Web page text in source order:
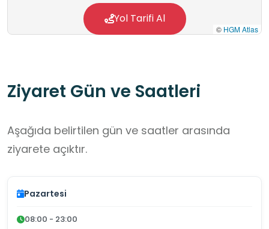
© HGM Atlas
Yol Tarifi Al
Ziyaret Gün ve Saatleri
Aşağıda belirtilen gün ve saatler arasında
ziyarete açıktır.
Pazartesi
08:00 - 23:00